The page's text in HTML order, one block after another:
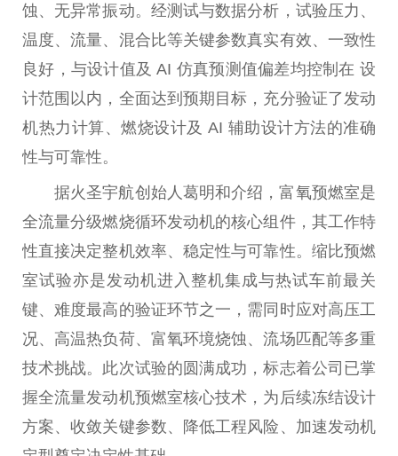
蚀、无异常振动。经测试与数据分析，试验压力、
温度、流量、混合比等关键参数真实有效、一致性
良好，与设计值及 AI 仿真预测值偏差均控制在 设
计范围以内，全面达到预期目标，充分验证了发动
机热力计算、燃烧设计及 AI 辅助设计方法的准确
性与可靠性。
据火圣宇航创始人葛明和介绍，富氧预燃室是
全流量分级燃烧循环发动机的核心组件，其工作特
性直接决定整机效率、稳定性与可靠性。缩比预燃
室试验亦是发动机进入整机集成与热试车前最关
键、难度最高的验证环节之一，需同时应对高压工
况、高温热负荷、富氧环境烧蚀、流场匹配等多重
技术挑战。此次试验的圆满成功，标志着公司已掌
握全流量发动机预燃室核心技术，为后续冻结设计
方案、收敛关键参数、降低工程风险、加速发动机